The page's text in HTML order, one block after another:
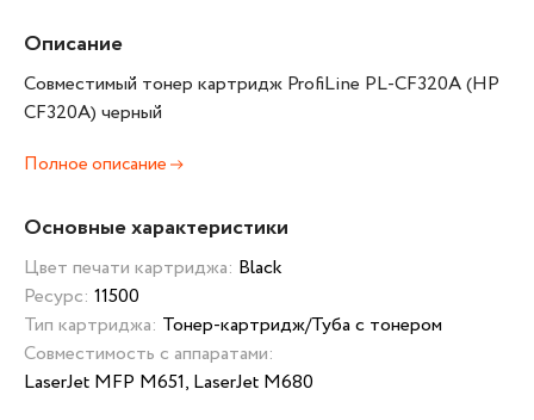
Описание
Совместимый тонер картридж ProfiLine PL-CF320A (HP
CF320A) черный
Полное описание
Основные характеристики
Цвет печати картриджа: Black
Ресурс: 11500
Тип картриджа: Тонер-картридж/Туба с тонером
Совместимость с аппаратами:
LaserJet MFP M651, LaserJet M680